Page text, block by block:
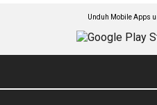
Unduh Mobile Apps